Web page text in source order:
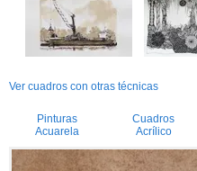
Ver cuadros con otras técnicas
Pinturas
Acuarela
Cuadros
Acrílico